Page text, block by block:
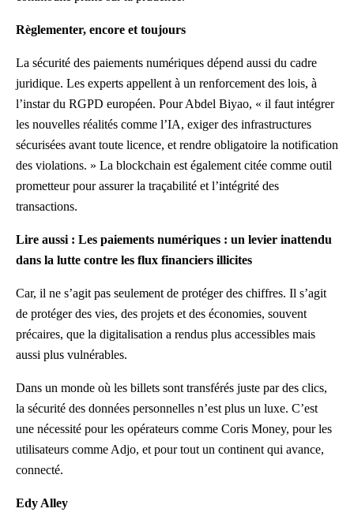
Règlementer, encore et toujours
La sécurité des paiements numériques dépend aussi du cadre
juridique. Les experts appellent à un renforcement des lois, à
l’instar du RGPD européen. Pour Abdel Biyao, « il faut intégrer
les nouvelles réalités comme l’IA, exiger des infrastructures
sécurisées avant toute licence, et rendre obligatoire la notification
des violations. » La blockchain est également citée comme outil
prometteur pour assurer la traçabilité et l’intégrité des
transactions.
Lire aussi : Les paiements numériques : un levier inattendu
dans la lutte contre les flux financiers illicites
Car, il ne s’agit pas seulement de protéger des chiffres. Il s’agit
de protéger des vies, des projets et des économies, souvent
précaires, que la digitalisation a rendus plus accessibles mais
aussi plus vulnérables.
Dans un monde où les billets sont transférés juste par des clics,
la sécurité des données personnelles n’est plus un luxe. C’est
une nécessité pour les opérateurs comme Coris Money, pour les
utilisateurs comme Adjo, et pour tout un continent qui avance,
connecté.
Edy Alley